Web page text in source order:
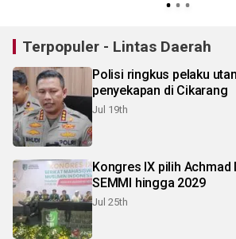
Terpopuler - Lintas Daerah
Polisi ringkus pelaku
penyekapan di Cikarang
Jul 19th
Kongres IX pilih Achmad
SEMMI hingga 2029
Jul 25th